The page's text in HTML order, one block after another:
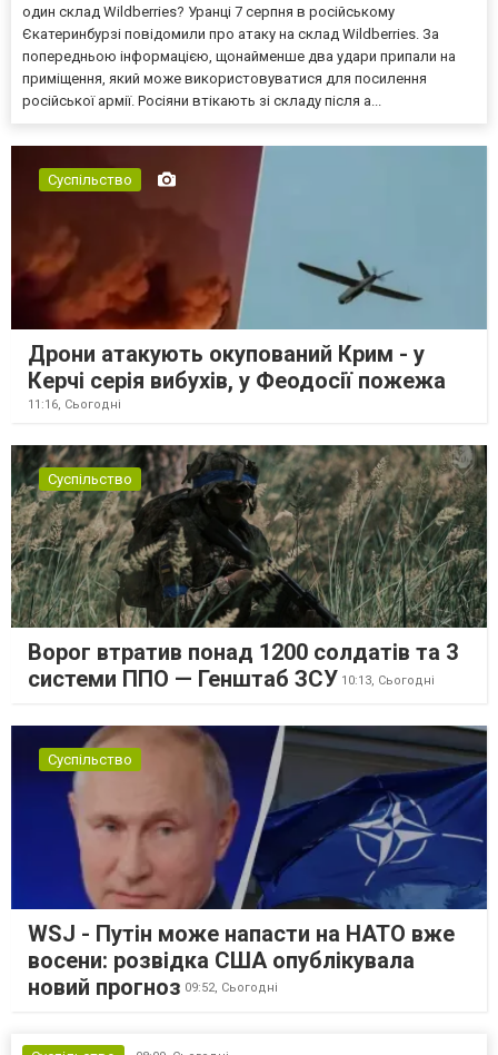
один склад Wildberries? Уранці 7 серпня в російському
Єкатеринбурзі повідомили про атаку на склад Wildberries. За
попередньою інформацією, щонайменше два удари припали на
приміщення, який може використовуватися для посилення
російської армії. Росіяни втікають зі складу після а...
Суспільство
Дрони атакують окупований Крим - у
Керчі серія вибухів, у Феодосії пожежа
11:16, Сьогодні
Суспільство
Ворог втратив понад 1200 солдатів та 3
системи ППО — Генштаб ЗСУ 10:13, Сьогодні
Суспільство
WSJ - Путін може напасти на НАТО вже
восени: розвідка США опублікувала
новий прогноз 09:52, Сьогодні